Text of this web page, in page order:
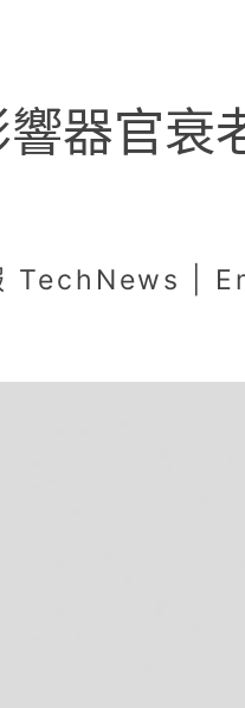
器官衰
TechNews |